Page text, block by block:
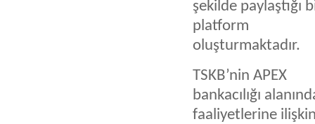
şekilde paylaştığı
platform
oluşturmaktadır.
TSKB’nin APEX
bankacılığı
faaliyetlerine